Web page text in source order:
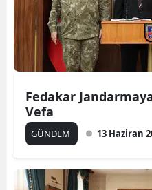
Fedakar
Vefa
GÜNDEM 13 Haziran